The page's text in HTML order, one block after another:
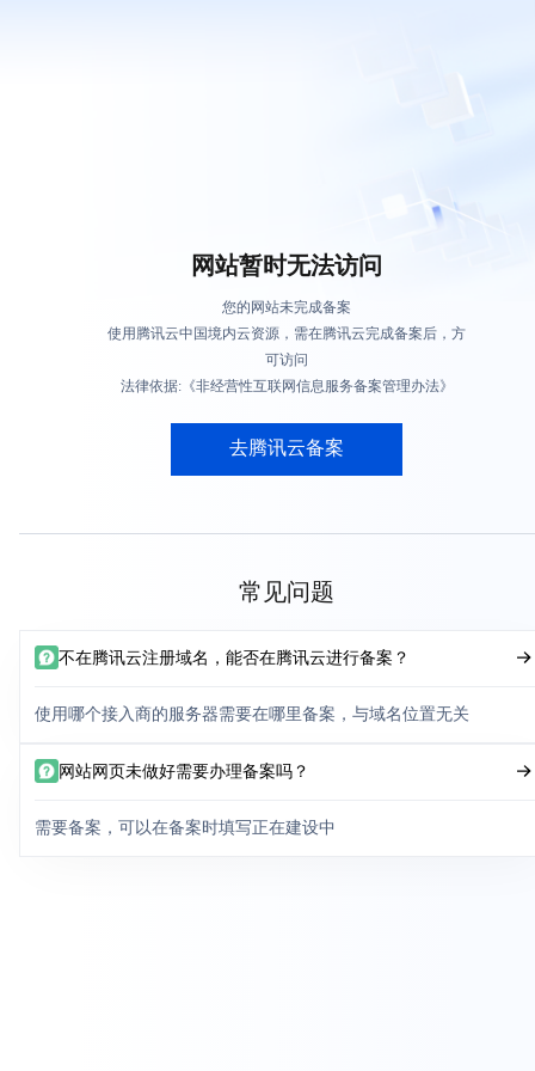
网站暂时无法访问
您的网站未完成备案
使用腾讯云中国境内云资源，需在腾讯云完成备案后，方
可访问
法律依据:《非经营性互联网信息服务备案管理办法》
去腾讯云备案
常见问题
不在腾讯云注册域名，能否在腾讯云进行备案？
使用哪个接入商的服务器需要在哪里备案，与域名位置无关
网站网页未做好需要办理备案吗？
需要备案，可以在备案时填写正在建设中